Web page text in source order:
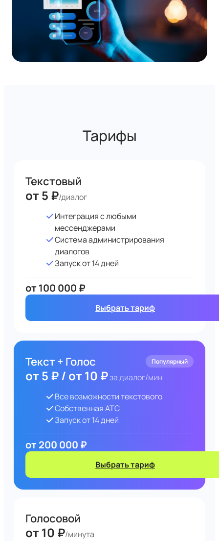
Тарифы
Текстовый
от 5 ₽/диалог
Интеграция с любыми
мессенджерами
Система администрирования
диалогов
Запуск от 14 дней
от 100 000 ₽
Выбрать тариф
Текст + Голос Популярный
от 5 ₽ / от 10 ₽за диалог/мин
Все возможности текстового
Собственная АТС
Запуск от 14 дней
от 200 000 ₽
Выбрать тариф
Голосовой
от 10 ₽/минута